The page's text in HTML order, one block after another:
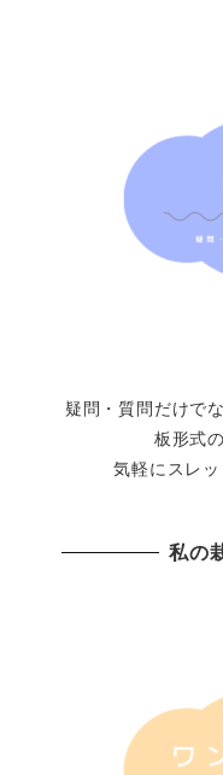
疑問・質問だけで
板形式
気軽にスレ
私の